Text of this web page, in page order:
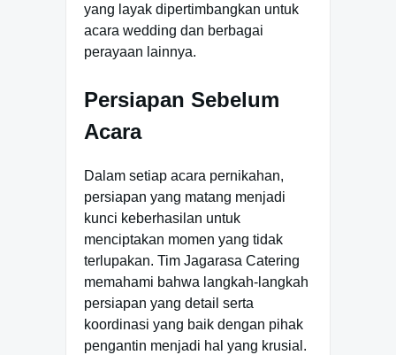
yang layak dipertimbangkan untuk
acara wedding dan berbagai
perayaan lainnya.
Persiapan Sebelum
Acara
Dalam setiap acara pernikahan,
persiapan yang matang menjadi
kunci keberhasilan untuk
menciptakan momen yang tidak
terlupakan. Tim Jagarasa Catering
memahami bahwa langkah-langkah
persiapan yang detail serta
koordinasi yang baik dengan pihak
pengantin menjadi hal yang krusial.